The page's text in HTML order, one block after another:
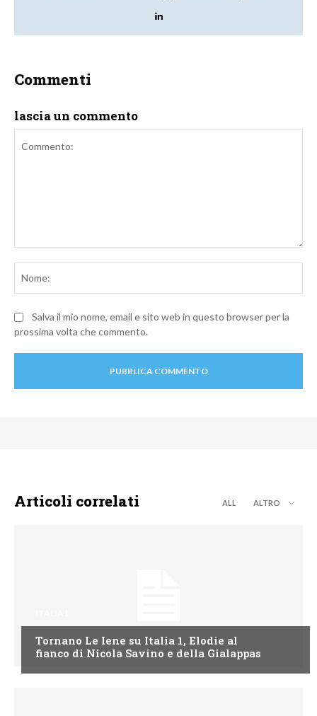
Commenti
lascia un commento
Salva il mio nome, email e sito web in questo browser per la
prossima volta che commento.
Articoli correlati ALL ALTRO
Tornano Le Iene su Italia 1, Elodie al
fianco di Nicola Savino e della Gialappas